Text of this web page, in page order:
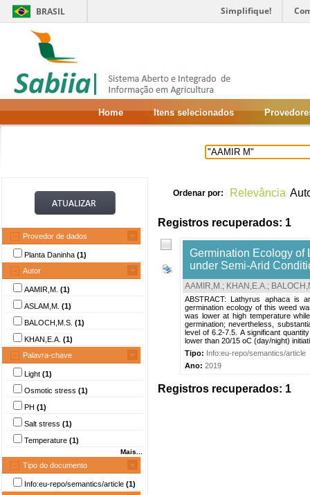
BRASIL Simplifique!
Home Itens selecionados
Provedor de dados
Planta Daninha (1)
Autor
AAMIR,M. (1)
ASLAM,M. (1)
BALOCH,M.S. (1)
KHAN,E.A. (1)
Palavra-chave
Light (1)
Osmotic stress (1)
PH (1)
Salt stress (1)
Temperature (1)
Mais...
Tipo do documento
Info:eu-repo/semantics/article (1)
Ordenar por: Relevância
Registros recuperados: 1
Germination Ecology of
under Semi-Arid
AAMIR,M.; KHAN,E.A.;
ABSTRACT: Lathyrus aphaca is
germination ecology of this weed
was lower at high temperature
germination; nevertheless,
level of 6.2-7.5. A significant
lower than 20/15 oC (day/night)
Tipo: Info:eu-repo/semantics/article
Ano: 2019
Registros recuperados: 1